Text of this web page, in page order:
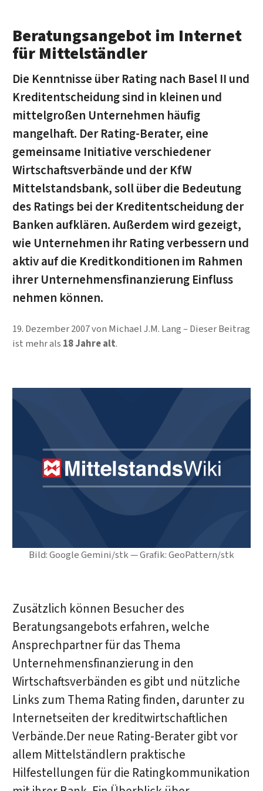
Bild: Google Gemini/stk — Grafik: GeoPattern/stk
Beratungsangebot im Internet
für Mittelständler
Die Kenntnisse über Rating nach Basel II und
Kreditentscheidung sind in kleinen und
mittelgroßen Unternehmen häufig
mangelhaft. Der Rating-Berater, eine
gemeinsame Initiative verschiedener
Wirtschaftsverbände und der KfW
Mittelstandsbank, soll über die Bedeutung
des Ratings bei der Kreditentscheidung der
Banken aufklären. Außerdem wird gezeigt,
wie Unternehmen ihr Rating verbessern und
aktiv auf die Kreditkonditionen im Rahmen
ihrer Unternehmensfinanzierung Einfluss
nehmen können.
19. Dezember 2007von Michael J.M. Lang
Dieser Beitrag
ist mehr als 18 Jahre alt.
Zusätzlich können Besucher des
Beratungsangebots erfahren, welche
Ansprechpartner für das Thema
Unternehmensfinanzierung in den
Wirtschaftsverbänden es gibt und nützliche
Links zum Thema Rating finden, darunter zu
Internetseiten der kreditwirtschaftlichen
Verbände.Der neue Rating-Berater gibt vor
allem Mittelständlern praktische
Hilfestellungen für die Ratingkommunikation